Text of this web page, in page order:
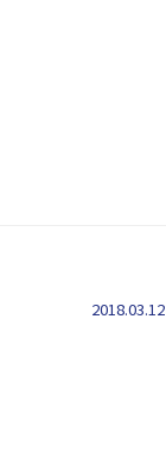
2018.03.12